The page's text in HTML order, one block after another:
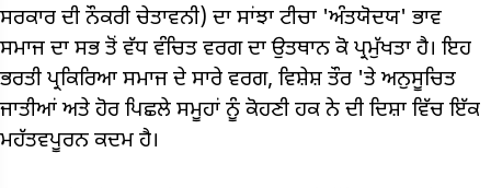
ਸਰਕਾਰ ਦੀ ਨੌਕਰੀ ਚੇਤਾਵਨੀ) ਦਾ ਸਾਂਝਾ ਟੀਚਾ 'ਅੰਤਯੋਦਯ' ਭਾਵ
ਸਮਾਜ ਦਾ ਸਭ ਤੋਂ ਵੱਧ ਵੰਚਿਤ ਵਰਗ ਦਾ ਉਤਥਾਨ ਕੋ ਪ੍ਰਮੁੱਖਤਾ ਹੈ। ਇਹ
ਭਰਤੀ ਪ੍ਰਕਿਰਿਆ ਸਮਾਜ ਦੇ ਸਾਰੇ ਵਰਗ, ਵਿਸ਼ੇਸ਼ ਤੌਰ 'ਤੇ ਅਨੁਸੂਚਿਤ
ਜਾਤੀਆਂ ਅਤੇ ਹੋਰ ਪਿਛਲੇ ਸਮੂਹਾਂ ਨੂੰ ਕੋਹਣੀ ਹਕ ਨੇ ਦੀ ਦਿਸ਼ਾ ਵਿੱਚ ਇੱਕ
ਮਹੱਤਵਪੂਰਨ ਕਦਮ ਹੈ।